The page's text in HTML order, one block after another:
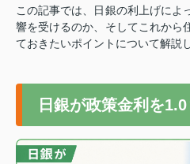
この記事では、日銀の利上げによ
響を受けるのか、そしてこれから
ておきたいポイントについて解説
日銀が政策金利を